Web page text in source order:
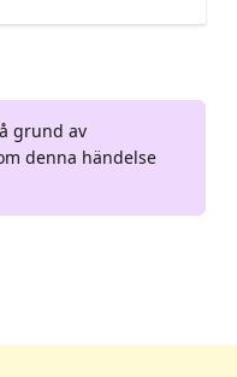
grund av
denna händelse